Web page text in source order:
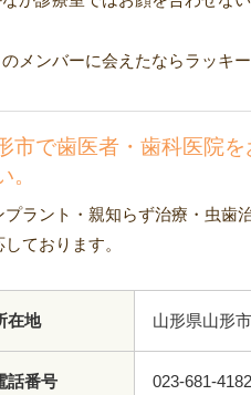
メンバーに会えたならラッキ
市で歯医者・歯科医院
。
プラント・親知らず治療・虫歯
しております。
在地 山形県山形
話番号 023-681-4182